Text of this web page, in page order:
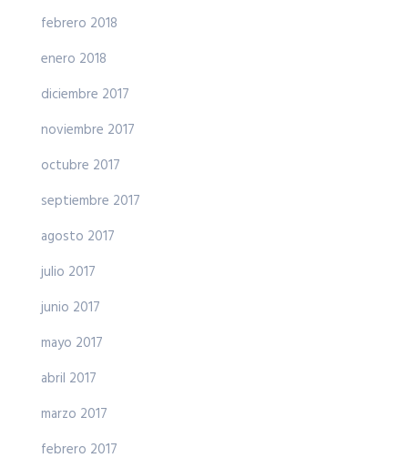
febrero 2018
enero 2018
diciembre 2017
noviembre 2017
octubre 2017
septiembre 2017
agosto 2017
julio 2017
junio 2017
mayo 2017
abril 2017
marzo 2017
febrero 2017